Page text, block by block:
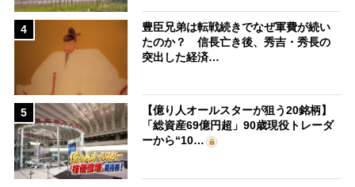
4
豊臣兄弟は転戦続きでなぜ軍費が続い
たのか？ 信長亡き後、秀吉・秀長の
突出した経済…
5
【億り人オールスターが狙う20銘柄】
「総資産69億円超」90歳現役トレーダ
ーから“10…